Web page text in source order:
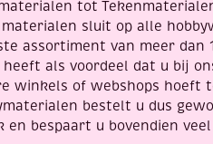
tot
sluit op alle
assortiment van meer dan
heeft als voordeel dat u bij
winkels of webshops hoeft
bestelt u dus
en bespaart u bovendien